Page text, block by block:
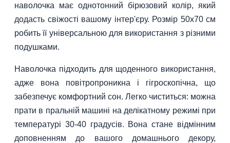
наволочка має однотонний бірюзовий колір, який
додасть свіжості вашому інтер'єру. Розмір 50х70 см
робить її універсальною для використання з різними
подушками.
Наволочка підходить для щоденного використання,
адже вона повітропроникна і гігроскопічна, що
забезпечує комфортний сон. Легко чиститься: можна
прати в пральній машині на делікатному режимі при
температурі 30-40 градусів. Вона стане відмінним
доповненням до вашого домашнього декору,